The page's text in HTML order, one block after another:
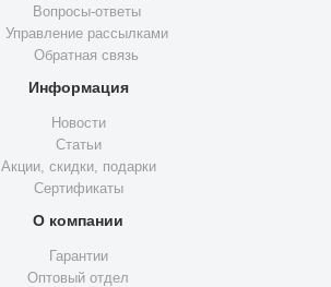
Вопросы-ответы
Управление рассылками
Обратная связь
Информация
Новости
Статьи
Акции, скидки, подарки
Сертификаты
О компании
Гарантии
Оптовый отдел